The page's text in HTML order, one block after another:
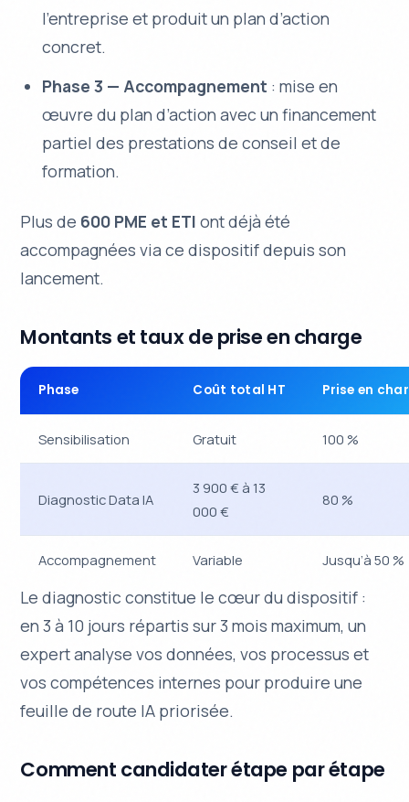
l’entreprise et produit un plan d’action
concret.
Phase 3 — Accompagnement : mise en
œuvre du plan d’action avec un financement
partiel des prestations de conseil et de
formation.
Plus de 600 PME et ETI ont déjà été
accompagnées via ce dispositif depuis son
lancement.
Montants et taux de prise en charge
Phase Coût total HT Prise en
Sensibilisation Gratuit 100 %
Diagnostic Data IA
3 900 € à 13
000 €
80 %
Accompagnement Variable Jusqu’à 50 %
Le diagnostic constitue le cœur du dispositif :
en 3 à 10 jours répartis sur 3 mois maximum, un
expert analyse vos données, vos processus et
vos compétences internes pour produire une
feuille de route IA priorisée.
Comment candidater étape par étape